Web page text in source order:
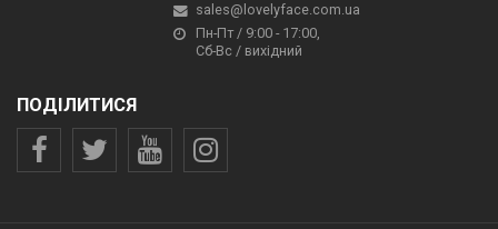
sales@lovelyface.com.ua
Пн-Пт / 9:00 - 17:00,
Сб-Вс / вихідний
ПОДІЛИТИСЯ